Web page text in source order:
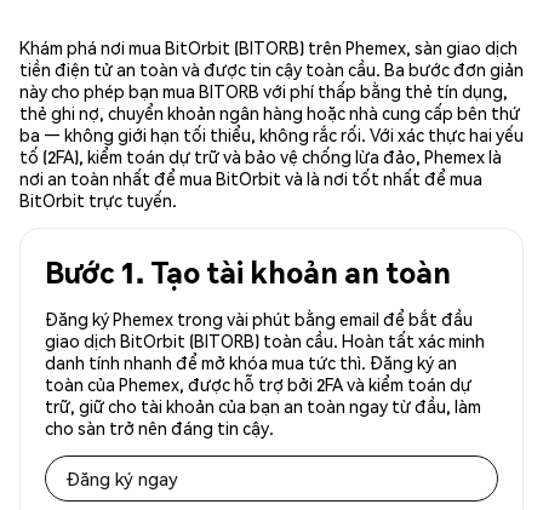
Khám phá nơi mua BitOrbit (BITORB) trên Phemex, sàn giao dịch
tiền điện tử an toàn và được tin cậy toàn cầu. Ba bước đơn giản
này cho phép bạn mua BITORB với phí thấp bằng thẻ tín dụng,
thẻ ghi nợ, chuyển khoản ngân hàng hoặc nhà cung cấp bên thứ
ba — không giới hạn tối thiểu, không rắc rối. Với xác thực hai yếu
tố (2FA), kiểm toán dự trữ và bảo vệ chống lừa đảo, Phemex là
nơi an toàn nhất để mua BitOrbit và là nơi tốt nhất để mua
BitOrbit trực tuyến.
Bước 1. Tạo tài khoản an toàn
Đăng ký Phemex trong vài phút bằng email để bắt đầu
giao dịch BitOrbit (BITORB) toàn cầu. Hoàn tất xác minh
danh tính nhanh để mở khóa mua tức thì. Đăng ký an
toàn của Phemex, được hỗ trợ bởi 2FA và kiểm toán dự
trữ, giữ cho tài khoản của bạn an toàn ngay từ đầu, làm
cho sàn trở nên đáng tin cậy.
Đăng ký ngay